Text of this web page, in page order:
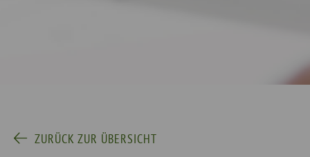
ZURÜCK ZUR ÜBERSICHT